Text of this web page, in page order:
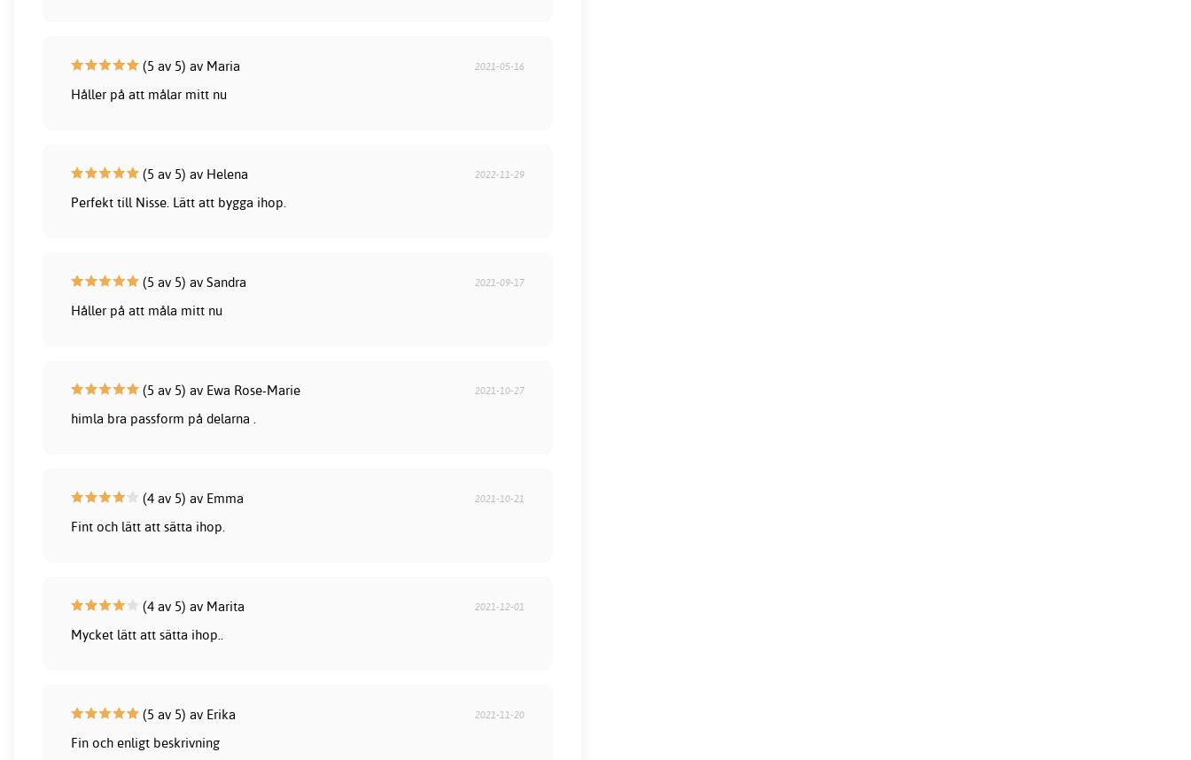
(5 av 5) av Maria 2021-05-16
Håller på att målar mitt nu
(5 av 5) av Helena 2022-11-29
Perfekt till Nisse. Lätt att bygga ihop.
(5 av 5) av Sandra 2021-09-17
Håller på att måla mitt nu
(5 av 5) av Ewa Rose-Marie 2021-10-27
himla bra passform på delarna .
(4 av 5) av Emma 2021-10-21
Fint och lätt att sätta ihop.
(4 av 5) av Marita 2021-12-01
Mycket lätt att sätta ihop..
(5 av 5) av Erika 2021-11-20
Fin och enligt beskrivning